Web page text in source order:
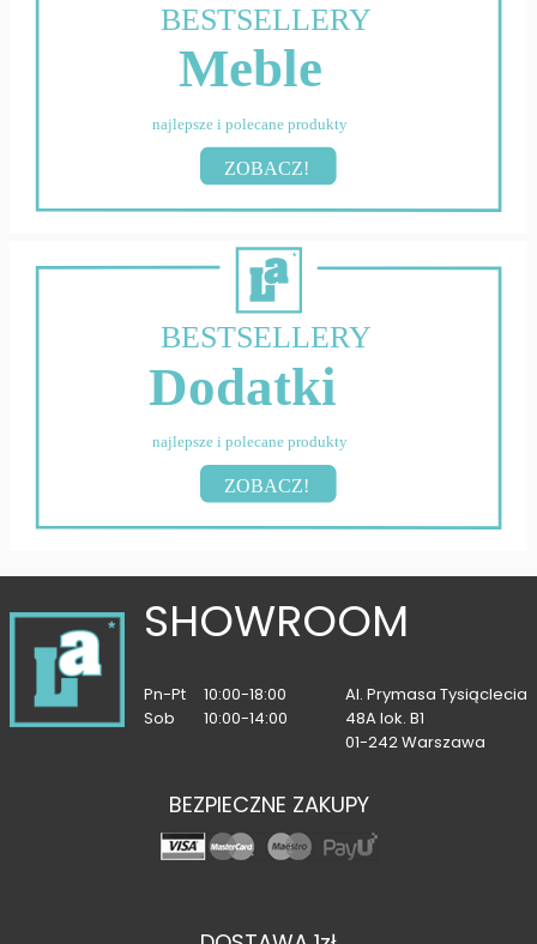
BESTSELLERY
Meble
najlepsze i polecane produkty
ZOBACZ!
BESTSELLERY
Dodatki
najlepsze i polecane produkty
ZOBACZ!
SHOWROOM
Pn-Pt
10:00-18:00
Sob
10:00-14:00
Al. Prymasa Tysiąclecia
48A lok. B1
01-242 Warszawa
BEZPIECZNE ZAKUPY